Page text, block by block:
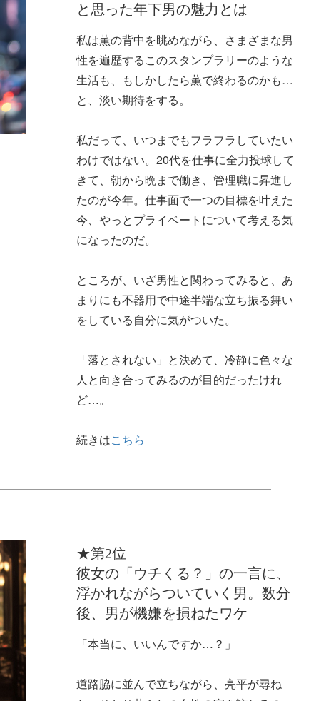
と思った年下男の魅力とは
私は薫の背中を眺めながら、さまざまな男
性を遍歴するこのスタンプラリーのような
生活も、もしかしたら薫で終わるのかも…
と、淡い期待をする。
私だって、いつまでもフラフラしていたい
わけではない。20代を仕事に全力投球して
きて、朝から晩まで働き、管理職に昇進し
たのが今年。仕事面で一つの目標を叶えた
今、やっとプライベートについて考える気
になったのだ。
ところが、いざ男性と関わってみると、あ
まりにも不器用で中途半端な立ち振る舞い
をしている自分に気がついた。
「落とされない」と決めて、冷静に色々な
人と向き合ってみるのが目的だったけれ
ど…。
続きはこちら
★第2位
彼女の「ウチくる？」の一言に、
浮かれながらついていく男。数分
後、男が機嫌を損ねたワケ
「本当に、いいんですか…？」
道路脇に並んで立ちながら、亮平が尋ね